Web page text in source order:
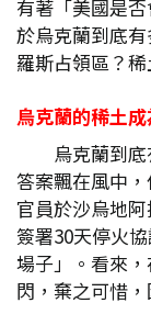
有著「美國是
於烏克蘭到底
羅斯占領區？
烏克蘭的稀土
烏克蘭到
答案飄在風中
官員於沙烏地
簽署30天停火
場子」。看來
閃，棄之可惜